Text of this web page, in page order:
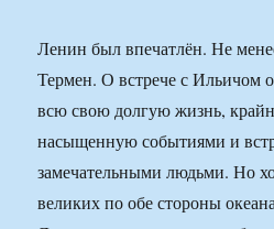
Ленин был впечатлён. Не
Термен. О встрече с Ильичом
всю свою долгую жизнь,
насыщенную событиями и
замечательными людьми. Но
великих по обе стороны